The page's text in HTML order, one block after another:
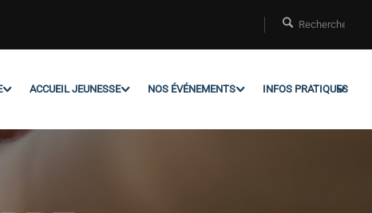
ACCUEIL JEUNESSE NOS ÉVÉNEMENTS INFOS PRATIQUES